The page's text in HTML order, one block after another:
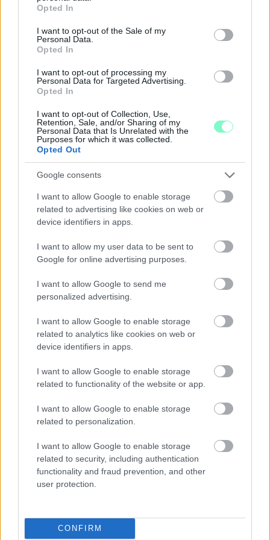
use your data for below specified purposes in below Google
consent section.
Opted In
I want to opt-out of the Sale of my
Personal Data.
Opted In
I want to opt-out of processing my
Personal Data for Targeted Advertising.
Opted In
I want to opt-out of Collection, Use,
Retention, Sale, and/or Sharing of my
Personal Data that Is Unrelated with the
Purposes for which it was collected.
Opted Out
Google consents
I want to allow Google to enable storage
related to advertising like cookies on web or
device identifiers in apps.
I want to allow my user data to be sent to
Google for online advertising purposes.
I want to allow Google to send me
personalized advertising.
I want to allow Google to enable storage
related to analytics like cookies on web or
device identifiers in apps.
I want to allow Google to enable storage
related to functionality of the website or app.
I want to allow Google to enable storage
related to personalization.
I want to allow Google to enable storage
related to security, including authentication
functionality and fraud prevention, and other
user protection.
CONFIRM
Ingyenes programokkal és különleges kiállításokkal készülnek a
– Kőtár is díjmentesen látogatható.
- LETILTOTTA A GOOGLE A VÉDVONAL LEVELEZŐ
FIÓKJÁT
Nem vicc! A Fidesz maradéka tényleg egy ingyenes e-mail
szolgáltatást használt, hogy megvédje a Fidesz maradékát.